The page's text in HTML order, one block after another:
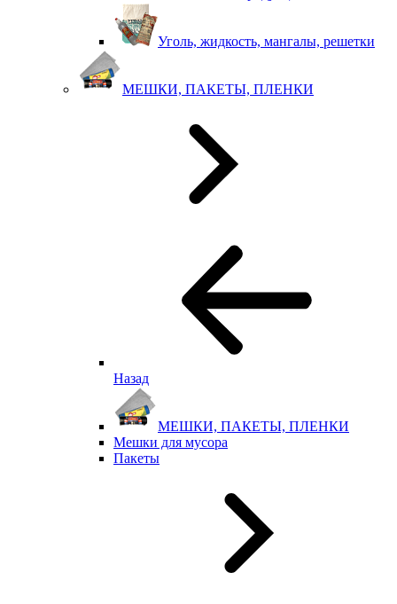
Уголь, жидкость, мангалы, решетки
МЕШКИ, ПАКЕТЫ, ПЛЕНКИ
Назад
МЕШКИ, ПАКЕТЫ, ПЛЕНКИ
Мешки для мусора
Пакеты